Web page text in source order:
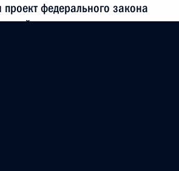
проект федерального закона
в отдельные